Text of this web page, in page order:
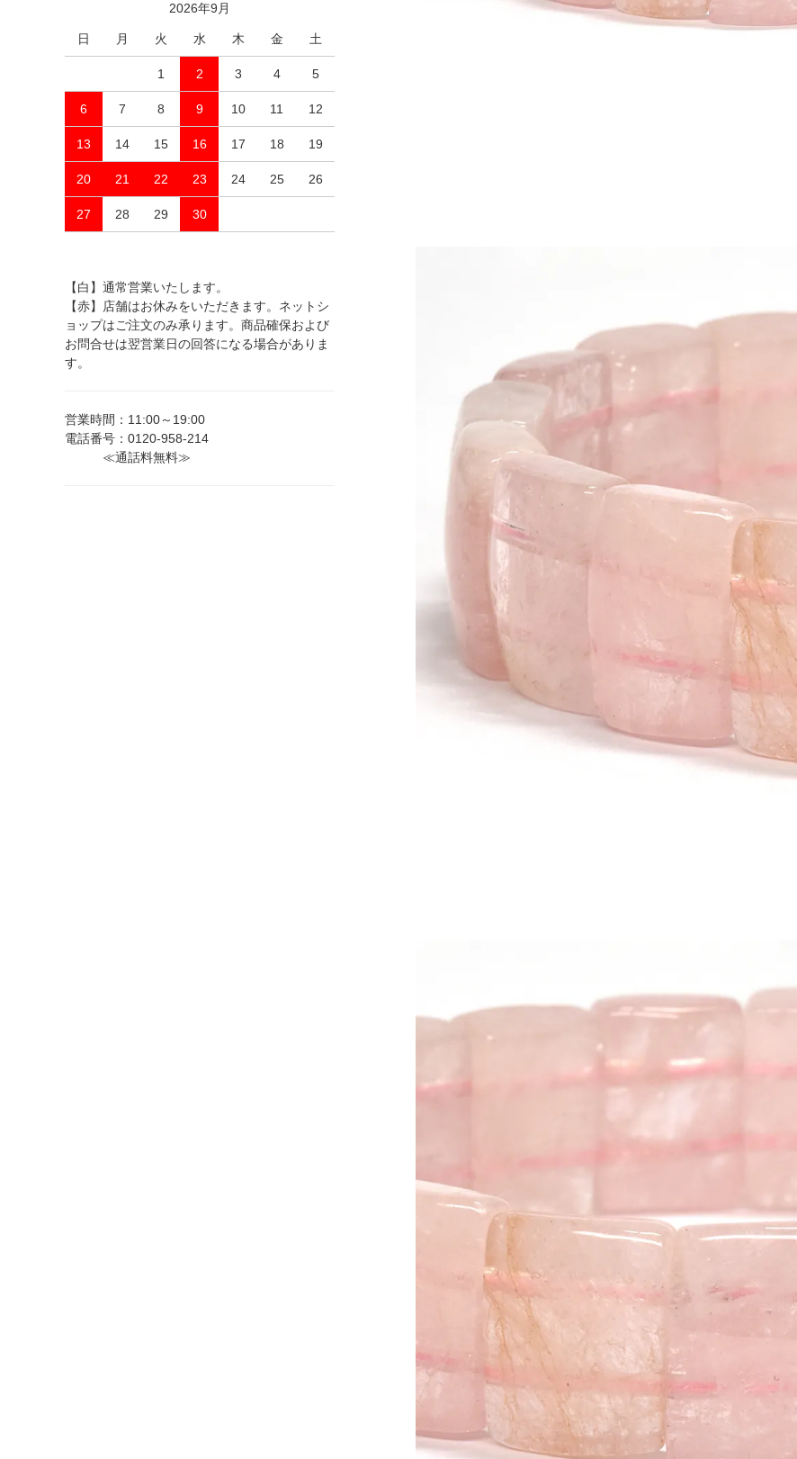
2026年9月
日 月 火 水 木 金 土
1 2 3 4 5
6 7 8 9 10 11 12
13 14 15 16 17 18 19
20 21 22 23 24 25 26
27 28 29 30
【白】通常営業いたします。
【赤】店舗はお休みをいただきます。ネットシ
ョップはご注文のみ承ります。商品確保および
お問合せは翌営業日の回答になる場合がありま
す。
営業時間：11:00～19:00
電話番号：0120-958-214
≪通話料無料≫